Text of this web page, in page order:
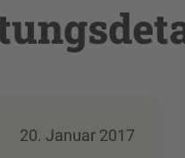
20. Januar 2017